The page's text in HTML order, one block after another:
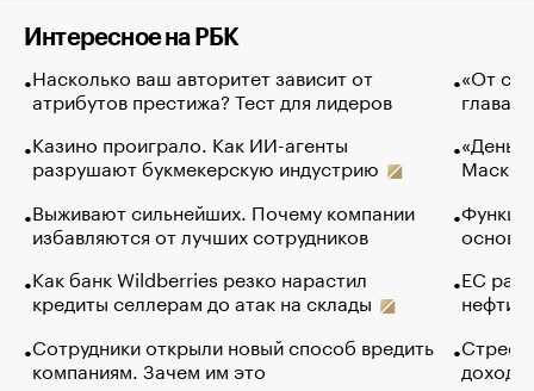
Интересное на РБК
Насколько ваш авторитет зависит от
атрибутов престижа? Тест для лидеров
Казино проиграло. Как ИИ-агенты
разрушают букмекерскую индустрию
Выживают сильнейших. Почему компании
избавляются от лучших сотрудников
Как банк Wildberries резко нарастил
кредиты селлерам до атак на склады
Сотрудники открыли новый способ вредить
компаниям. Зачем им это
«От
глава
Маск в
основ
ЕС
нефти